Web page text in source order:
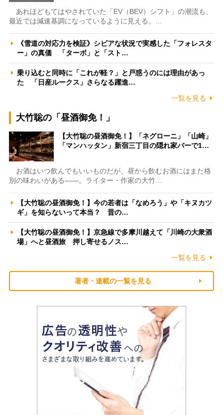
あれほどもてはやされていた「EV（BEV）シフト」の潮流も、
最近では減速基調になっているように見える。…
《雪道の対応力を検証》シビアな状況で実感した「フォレスタ
ー」の真価 「ターボ」と「スト…
乗り込むと同時に「これが軽？」と戸惑うのには理由があっ
た 「日産ルークス」さらなる躍進…
一覧を見る
大竹聡の「昼酒御免！」
【大竹聡の昼酒御免！】「ネグローニ」「山崎」
「マンハッタン」新宿三丁目の隠れ家バーで1…
お酒はいつ飲んでもいいものだが、昼から飲むお酒にはまた格
別の味わいがある――。ライター・作家の大竹…
【大竹聡の昼酒御免！】今の若者は「なめろう」や「キヌカツ
ギ」を知らないって本当？ 昔の…
【大竹聡の昼酒御免！】京急線で多摩川越えて「川崎の大衆酒
場」へと昼酒旅 押し寄せるノス…
一覧を見る
著者・連載の一覧を見る